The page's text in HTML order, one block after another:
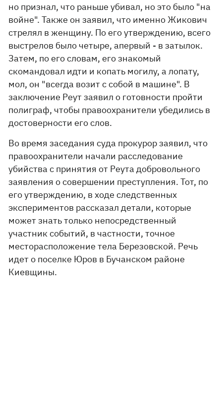
но признал, что раньше убивал, но это было "на
войне". Также он заявил, что именно Жикович
стрелял в женщину. По его утверждению, всего
выстрелов было четыре, апервый - в затылок.
Затем, по его словам, его знакомый
скомандовал идти и копать могилу, а лопату,
мол, он "всегда возит с собой в машине". В
заключение Реут заявил о готовности пройти
полиграф, чтобы правоохранители убедились в
достоверности его слов.
Во время заседания суда прокурор заявил, что
правоохранители начали расследование
убийства с принятия от Реута добровольного
заявления о совершении преступления. Тот, по
его утверждению, в ходе следственных
экспериментов рассказал детали, которые
может знать только непосредственный
участник событий, в частности, точное
месторасположение тела Березовской. Речь
идет о поселке Юров в Бучанском районе
Киевщины.